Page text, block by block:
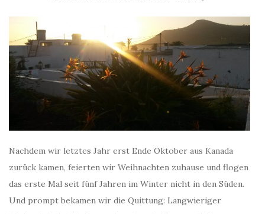
Nachdem wir letztes Jahr erst Ende Oktober aus Kanada
zurück kamen, feierten wir Weihnachten zuhause und flogen
das erste Mal seit fünf Jahren im Winter nicht in den Süden.
Und prompt bekamen wir die Quittung: Langwieriger